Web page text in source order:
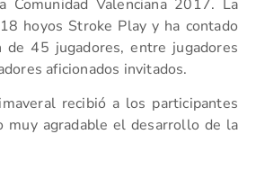
Comunidad Valenciana 2017. La
hoyos Stroke Play y ha contado
de 45 jugadores, entre jugadores
aficionados invitados.
recibió a los participantes
muy agradable el desarrollo de la